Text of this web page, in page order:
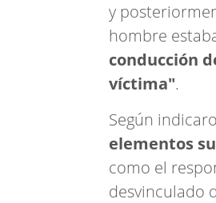
y
hombre
conducción
víctima".
Según
elementos
como el
desvinculado